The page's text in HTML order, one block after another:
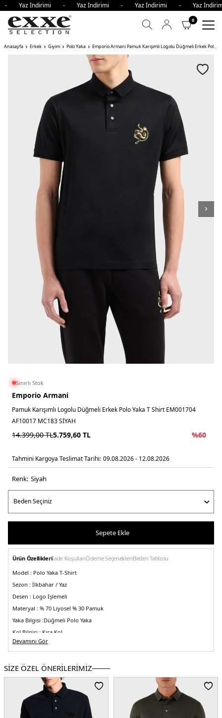
- Yaz İndirimi - Yaz İndirimi - Yaz İndirimi - Yaz
0
Anasayfa Erkek Giyim Polo Yaka Emporio Armani Pamuk Karışımlı Logolu Düğmeli Erkek Polo Yaka T Shirt
Sınırlı Stok
Emporio Armani
Pamuk Karışımlı Logolu Düğmeli Erkek Polo Yaka T Shirt EM001704
AF10017 MC183 SİYAH
14.399,00TL5.759,60 TL %60
Tahmini Kargoya Teslimat Tarihi: 09.08.2026 - 12.08.2026
Renk: si̇yah
Sepete Ekle
Ürün Özellikleriİade KoşullarıÖdeme SeçenekleriBeden Tablosu
Model : Polo Yaka T-Shirt
Sezon : İlkbahar / Yaz
Desen : Logo İşlemeli
Materyal : % 70 Liyosel % 30 Pamuk
Yaka Bilgisi :Düğmeli Polo Yaka
Kol Bilgisi : Kısa Kol
Kalıp Bilgisi :Regular Fit
çıkıyor
Üretim Yeri :Vietnam
5DY1EM001704AF10017MC183.07
Devamını Gör
SİZE ÖZEL ÖNERİLERİMİZ